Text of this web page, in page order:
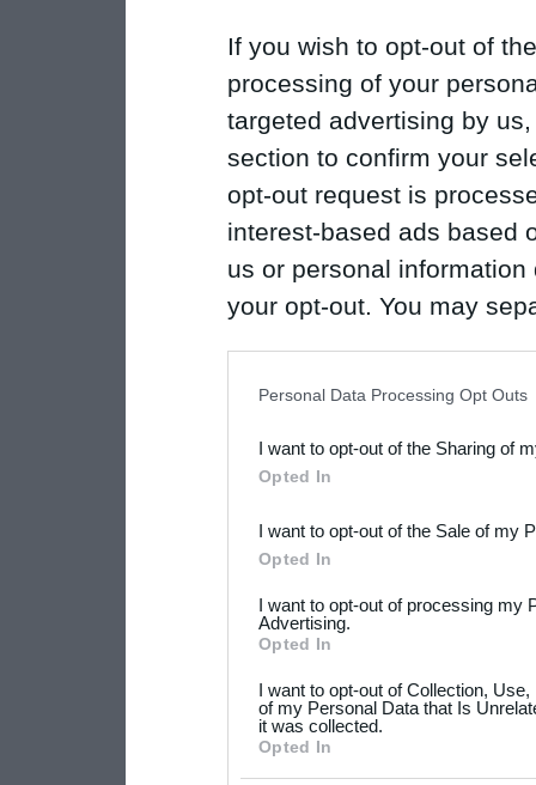
If you wish to opt-out of
processing of your
targeted advertising by
section to confirm your
opt-out request is
interest-based ads based
us or personal
your opt-out. You may
Downstream Participants
third parties.
Please note that this
not limited to your visit or
your data for below
consent section.
Personal Data Processing Opt Outs
I want to opt-out of the Sharing of
Opted In
I want to opt-out of the Sale of my
Opted In
I want to opt-out of processing my
Advertising.
Opted In
I want to opt-out of Collection,
of my Personal Data that Is
it was collected.
Opted In